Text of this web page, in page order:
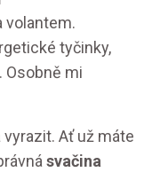
volantem.
tyčinky,
Osobně mi
Ať už máte
svačina